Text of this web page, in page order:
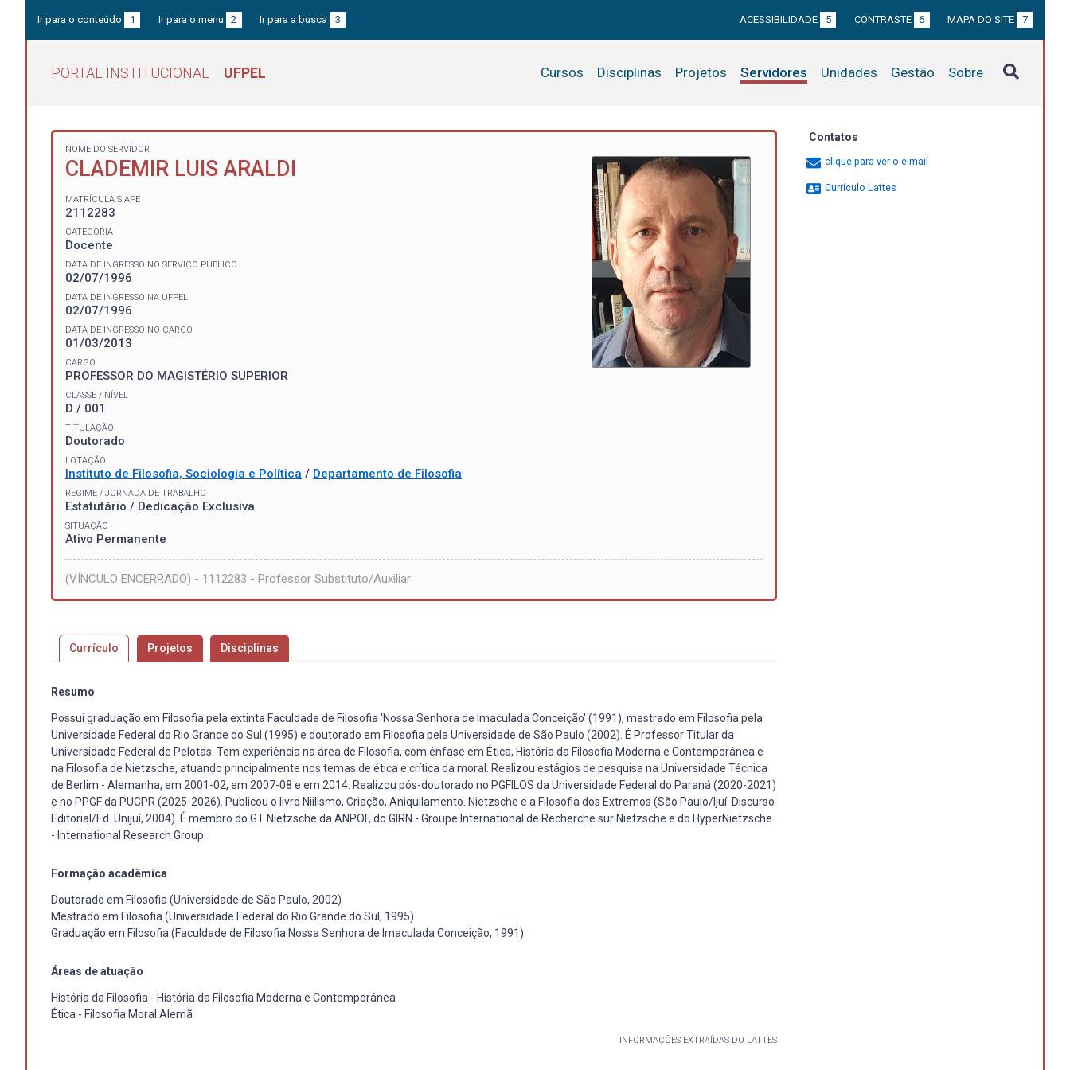
Ir para o conteúdo 1 Ir para o menu 2 Ir para a busca 3 ACESSIBILIDADE 5 CONTRASTE 6 MAPA DO SITE 7
PORTAL INSTITUCIONAL UFPEL Cursos Disciplinas Projetos Servidores Unidades Gestão Sobre
NOME DO SERVIDOR
CLADEMIR LUIS ARALDI
MATRÍCULA SIAPE
2112283
CATEGORIA
Docente
DATA DE INGRESSO NO SERVIÇO PÚBLICO
02/07/1996
DATA DE INGRESSO NA UFPEL
02/07/1996
DATA DE INGRESSO NO CARGO
01/03/2013
CARGO
PROFESSOR DO MAGISTÉRIO SUPERIOR
CLASSE / NÍVEL
D / 001
TITULAÇÃO
Doutorado
LOTAÇÃO
Instituto de Filosofia, Sociologia e Política / Departamento de Filosofia
REGIME / JORNADA DE TRABALHO
Estatutário / Dedicação Exclusiva
SITUAÇÃO
Ativo Permanente
(VÍNCULO ENCERRADO) - 1112283 - Professor Substituto/Auxiliar
Currículo Projetos Disciplinas
Resumo
Possui graduação em Filosofia pela extinta Faculdade de Filosofia 'Nossa Senhora de Imaculada Conceição' (1991), mestrado em Filosofia pela
Universidade Federal do Rio Grande do Sul (1995) e doutorado em Filosofia pela Universidade de São Paulo (2002). É Professor Titular da
Universidade Federal de Pelotas. Tem experiência na área de Filosofia, com ênfase em Ética, História da Filosofia Moderna e Contemporânea e
na Filosofia de Nietzsche, atuando principalmente nos temas de ética e crítica da moral. Realizou estágios de pesquisa na Universidade Técnica
de Berlim - Alemanha, em 2001-02, em 2007-08 e em 2014. Realizou pós-doutorado no PGFILOS da Universidade Federal do Paraná (2020-2021)
e no PPGF da PUCPR (2025-2026). Publicou o livro Niilismo, Criação, Aniquilamento. Nietzsche e a Filosofia dos Extremos (São Paulo/Ijuí: Discurso
Editorial/Ed. Unijuí, 2004). É membro do GT Nietzsche da ANPOF, do GIRN - Groupe International de Recherche sur Nietzsche e do HyperNietzsche
- International Research Group.
Formação acadêmica
Doutorado em Filosofia (Universidade de São Paulo, 2002)
Mestrado em Filosofia (Universidade Federal do Rio Grande do Sul, 1995)
Graduação em Filosofia (Faculdade de Filosofia Nossa Senhora de Imaculada Conceição, 1991)
Áreas de atuação
História da Filosofia - História da Filosofia Moderna e Contemporânea
Ética - Filosofia Moral Alemã
INFORMAÇÕES EXTRAÍDAS DO LATTES
Contatos
clique para ver o e-mail
Currículo Lattes